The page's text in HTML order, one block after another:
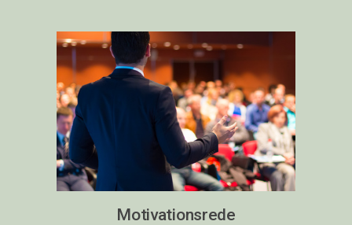
Motivationsrede